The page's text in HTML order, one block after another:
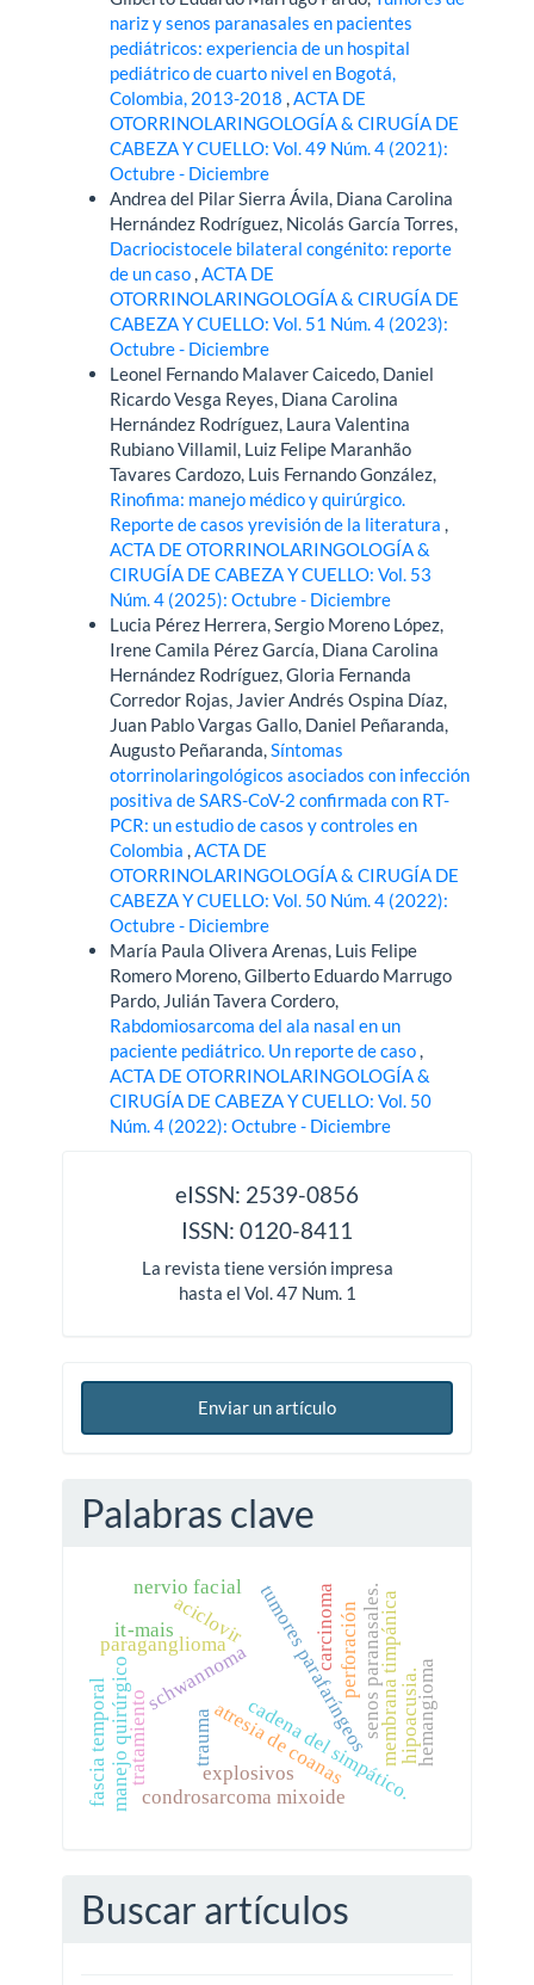
nariz y senos paranasales en pacientes
pediátricos: experiencia de un hospital
pediátrico de cuarto nivel en Bogotá,
Colombia, 2013-2018,ACTA DE
OTORRINOLARINGOLOGÍA & CIRUGÍA DE
CABEZA Y CUELLO: Vol. 49 Núm. 4 (2021):
Octubre - Diciembre
Andrea del Pilar Sierra Ávila, Diana Carolina
Hernández Rodríguez, Nicolás García Torres,
Dacriocistocele bilateral congénito: reporte
de un caso,ACTA DE
OTORRINOLARINGOLOGÍA & CIRUGÍA DE
CABEZA Y CUELLO: Vol. 51 Núm. 4 (2023):
Octubre - Diciembre
Leonel Fernando Malaver Caicedo, Daniel
Ricardo Vesga Reyes, Diana Carolina
Hernández Rodríguez, Laura Valentina
Rubiano Villamil, Luiz Felipe Maranhão
Tavares Cardozo, Luis Fernando González,
Rinofima: manejo médico y quirúrgico.
Reporte de casos yrevisión de la literatura,
ACTA DE OTORRINOLARINGOLOGÍA &
CIRUGÍA DE CABEZA Y CUELLO: Vol. 53
Núm. 4 (2025): Octubre - Diciembre
Lucia Pérez Herrera, Sergio Moreno López,
Irene Camila Pérez García, Diana Carolina
Hernández Rodríguez, Gloria Fernanda
Corredor Rojas, Javier Andrés Ospina Díaz,
Juan Pablo Vargas Gallo, Daniel Peñaranda,
Augusto Peñaranda,Síntomas
otorrinolaringológicos asociados con infección
positiva de SARS-CoV-2 confirmada con RT-
PCR: un estudio de casos y controles en
Colombia,ACTA DE
OTORRINOLARINGOLOGÍA & CIRUGÍA DE
CABEZA Y CUELLO: Vol. 50 Núm. 4 (2022):
Octubre - Diciembre
María Paula Olivera Arenas, Luis Felipe
Romero Moreno, Gilberto Eduardo Marrugo
Pardo, Julián Tavera Cordero,
Rabdomiosarcoma del ala nasal en un
paciente pediátrico. Un reporte de caso,
ACTA DE OTORRINOLARINGOLOGÍA &
CIRUGÍA DE CABEZA Y CUELLO: Vol. 50
Núm. 4 (2022): Octubre - Diciembre
eISSN: 2539-0856
ISSN: 0120-8411
La revista tiene versión impresa
hasta el Vol. 47 Num. 1
Enviar un artículo
Palabras clave
schwannoma
paraganglioma tumores parafaríngeos
cadena del simpático.
atresia de coanas
manejo quirúrgico condrosarcoma mixoide
senos paranasales.
perforación membrana timpánica
trauma
explosivos
hipoacusia.
fascia temporaltratamiento
aciclovir carcinoma
hemangioma
nervio facial
it-mais
Buscar artículos